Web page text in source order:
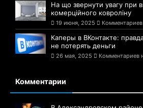
На що звернути увагу при
комерційного ковроліну
19 июня, 2025 Комментариев
Каперы в ВКонтакте:
не потерять деньги
26 мая, 2025 Комментариев
Комментарии